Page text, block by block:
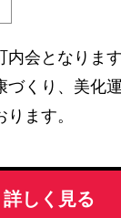
会となりま
づくり、美化
ます。
詳しく見る